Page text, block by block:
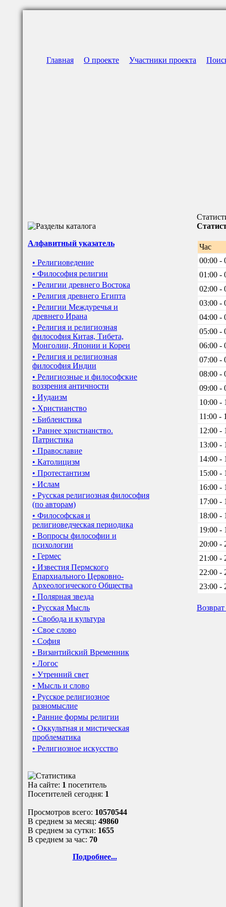
Главная О проекте Участники проекта
Алфавитный указатель
• Религиоведение
• Философия религии
• Религии древнего Востока
• Религия древнего Египта
• Религии Междуречья и
древнего Ирана
• Религия и религиозная
философия Китая, Тибета,
Монголии, Японии и Кореи
• Религия и религиозная
философия Индии
• Религиозные и философские
воззрения античности
• Иудаизм
• Христианство
• Библеистика
• Раннее христианство.
Патристика
• Православие
• Католицизм
• Протестантизм
• Ислам
• Русская религиозная философия
(по авторам)
• Философская и
религиоведческая периодика
• Вопросы философии и
психологии
• Гермес
• Известия Пермского
Епархиального Церковно-
Археологического Общества
• Полярная звезда
• Русская Мысль
• Свобода и культура
• Свое слово
• София
• Византийский Временник
• Логос
• Утренний свет
• Мысль и слово
• Русское религиозное
разномыслие
• Ранние формы религии
• Оккультная и мистическая
проблематика
• Религиозное искусство
На сайте: 1 посетитель
Посетителей сегодня: 1
Просмотров всего: 10570544
В среднем за месяц: 49860
В среднем за сутки: 1655
В среднем за час: 70
Подробнее...
Час
00:00 -
01:00 -
02:00 -
03:00 -
04:00 -
05:00 -
06:00 -
07:00 -
08:00 -
09:00 -
10:00 -
11:00 -
12:00 -
13:00 -
14:00 -
15:00 -
16:00 -
17:00 -
18:00 -
19:00 -
20:00 -
21:00 -
22:00 -
23:00 -
Возврат